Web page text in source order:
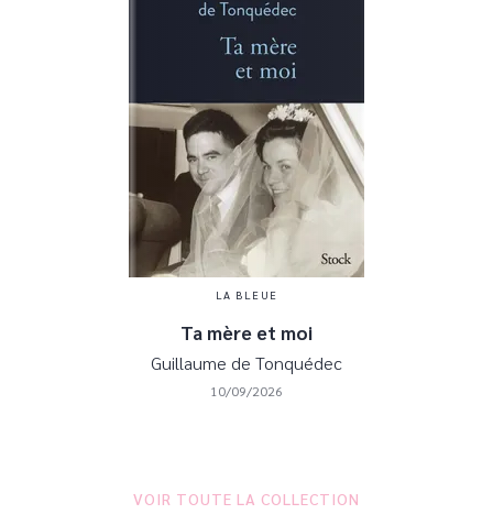
LA BLEUE
Ta mère et moi
Guillaume de Tonquédec
10/09/2026
VOIR TOUTE LA COLLECTION